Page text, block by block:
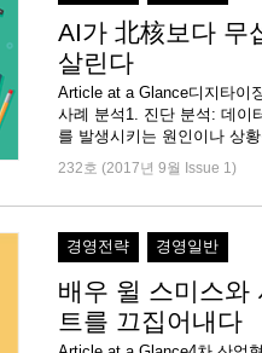
AI가 北核보다 무
살린다
Article at a Glance디지타이
사례 분석1. 진단 분석: 데이
를 발생시키는 원인이나 상
232호 (2017년 9월 Issue 1)
경영전략 경영일반
배우 윌 스미스와
트를 끄집어내다